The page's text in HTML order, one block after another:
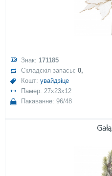
Знак: 171185
Складскія запасы:0,
Кошт:увайдзіце
Памер: 27x23x12
Пакаванне: 96/48